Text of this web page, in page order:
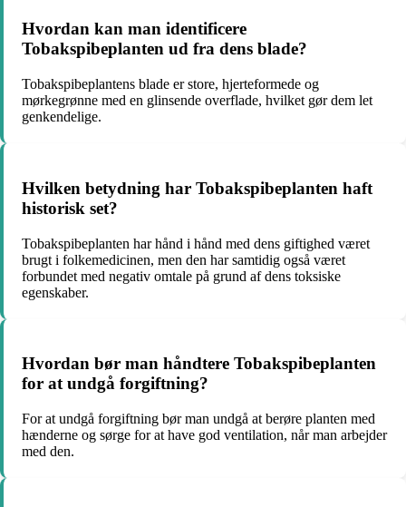
Hvordan kan man identificere
Tobakspibeplanten ud fra dens blade?
Tobakspibeplantens blade er store, hjerteformede og
mørkegrønne med en glinsende overflade, hvilket gør dem let
genkendelige.
Hvilken betydning har Tobakspibeplanten haft
historisk set?
Tobakspibeplanten har hånd i hånd med dens giftighed været
brugt i folkemedicinen, men den har samtidig også været
forbundet med negativ omtale på grund af dens toksiske
egenskaber.
Hvordan bør man håndtere Tobakspibeplanten
for at undgå forgiftning?
For at undgå forgiftning bør man undgå at berøre planten med
hænderne og sørge for at have god ventilation, når man arbejder
med den.